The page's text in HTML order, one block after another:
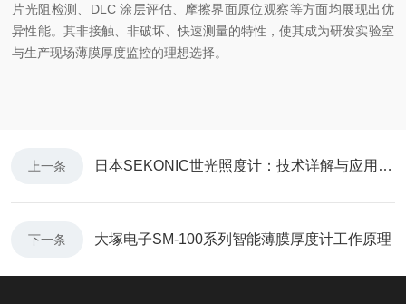
片光阻检测、DLC 涂层评估、摩擦界面原位观察等方面均展现出优
异性能。其非接触、非破坏、快速测量的特性，使其成为研发实验室
与生产现场薄膜厚度监控的理想选择。
上一条 日本SEKONIC世光照度计：技术详解与应用指南
下一条 大塚电子SM-100系列智能薄膜厚度计工作原理